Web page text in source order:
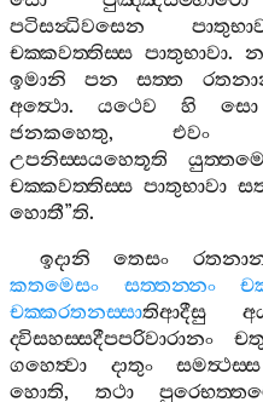
පටිසන්‍ධිවසෙන
චක‍්කවත‍්තිස‍්ස පාතුභාවා. න
ඉමානි
පන සත‍්ත
අත්‍ථො. යථෙව හි සො
ජනකහෙතු,එවං
උපනිස‍්සයහෙතූති
චක‍්කවත‍්තිස‍්ස පාතුභාවා
හොතී”ති.
ඉදානි
තෙසං
කතමෙසං
සත‍්තන‍්නං
චක‍්කරතනස‍්සාතිආදීසු
ද‍්විසහස‍්සදීපපරිවාරානං
ගහෙත්‍වා
දාතුං සමත්‍ථස‍්ස
හොති, තථා